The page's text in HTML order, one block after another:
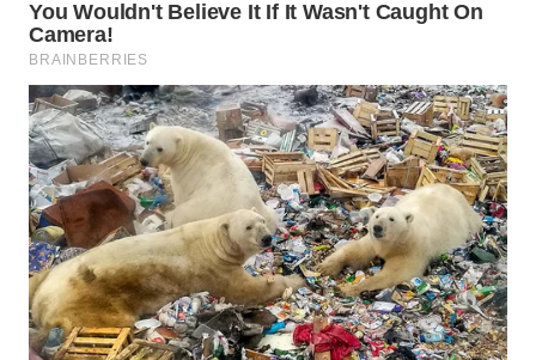
WN
BINJAI
WN
CIREBON
WN
INDRAMAYU
WN
KUNINGAN